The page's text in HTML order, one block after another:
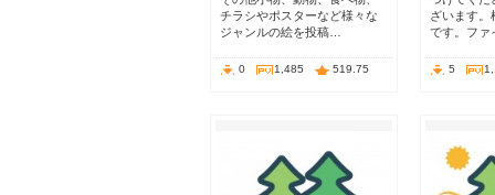
チラシやポスターなど様々な
ジャンルの絵を投稿…
0 1,485 519.75
ざいます。
です。フ
5